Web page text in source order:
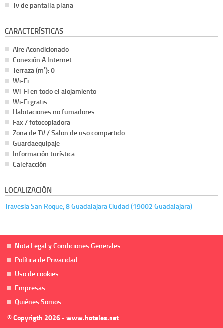
Tv de pantalla plana
CARACTERÍSTICAS
Aire Acondicionado
Conexión A Internet
Terraza (m²): 0
Wi-Fi
Wi-Fi en todo el alojamiento
Wi-Fi gratis
Habitaciones no fumadores
Fax / fotocopiadora
Zona de TV / Salon de uso compartido
Guardaequipaje
Información turística
Calefacción
LOCALIZACIÓN
Travesia San Roque, 8 Guadalajara Ciudad (19002 Guadalajara)
Nota Legal y Condiciones Generales
Política de Privacidad
Uso de cookies
Empresas
Quiénes Somos
© Copyrigth 2026 - www.hoteles.net